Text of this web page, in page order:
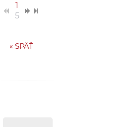
1
5
«SPÄŤ